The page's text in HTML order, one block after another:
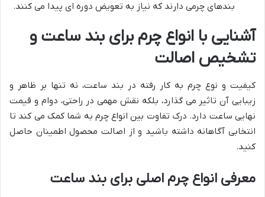
بندهای چرمی دارند که نیاز به تعویض دوره ای پیدا می کنند.
آشنایی با انواع چرم برای بند ساعت و
تشخیص اصالت
کیفیت و نوع چرم به کار رفته در بند ساعت، نه تنها بر ظاهر و
زیبایی آن تاثیر می گذارد، بلکه نقش مهمی در راحتی، دوام و قیمت
نهایی ساعت دارد. درک تفاوت بین انواع چرم به شما کمک می کند تا
انتخابی آگاهانه داشته باشید و از اصالت محصول اطمینان حاصل
کنید.
معرفی انواع چرم اصلی برای بند ساعت